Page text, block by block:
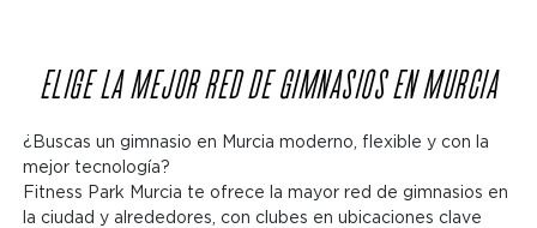
ELIGE LA MEJOR RED DE GIMNASIOS EN MURCIA
¿Buscas un gimnasio en Murcia moderno, flexible y con la
mejor tecnología?
Fitness Park Murcia te ofrece la mayor red de gimnasios en
la ciudad y alrededores, con clubes en ubicaciones clave